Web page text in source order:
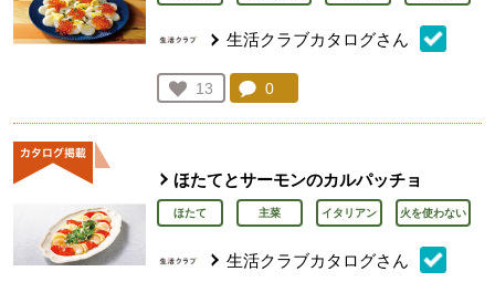
生活クラブカタログさん
お気に入り登録：
13
人が登録
コメント：
0
ほたてとサーモンのカルパッチョ
ほたて 主菜 イタリアン 火を使わない
生活クラブカタログさん